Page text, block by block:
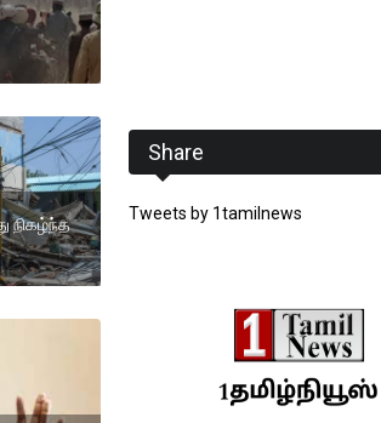
நிகழ்ந்த
Share
Tweets by 1tamilnews